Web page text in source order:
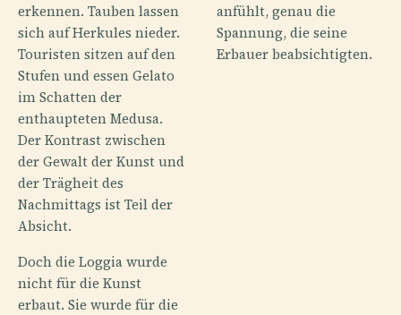
erkennen. Tauben lassen
sich auf Herkules nieder.
Touristen sitzen auf den
Stufen und essen Gelato
im Schatten der
enthaupteten Medusa.
Der Kontrast zwischen
der Gewalt der Kunst und
der Trägheit des
Nachmittags ist Teil der
Absicht.
Doch die Loggia wurde
nicht für die Kunst
erbaut. Sie wurde für die
anfühlt, genau die
Spannung, die seine
Erbauer beabsichtigten.